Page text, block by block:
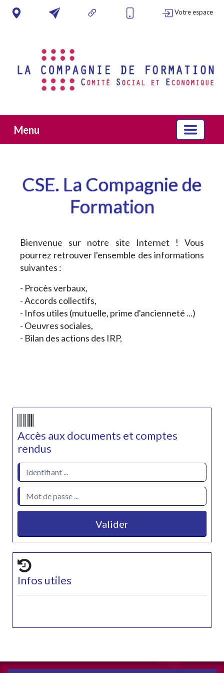
Votre espace
Menu
CSE. La Compagnie de
Formation
Bienvenue sur notre site Internet ! Vous
pourrez retrouver l'ensemble des informations
suivantes :
- Procès verbaux,
- Accords collectifs,
- Infos utiles (mutuelle, prime d'ancienneté ...)
- Oeuvres sociales,
- Bilan des actions des IRP,
Accès aux documents et comptes
rendus
Valider
Infos utiles